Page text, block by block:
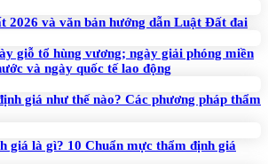
2026 và văn bản hướng dẫn Luật Đất đai
giỗ tổ hùng vương; ngày giải phóng miền
và ngày quốc tế lao động
giá như thế nào? Các phương pháp thẩm
giá là gì? 10 Chuẩn mực thẩm định giá